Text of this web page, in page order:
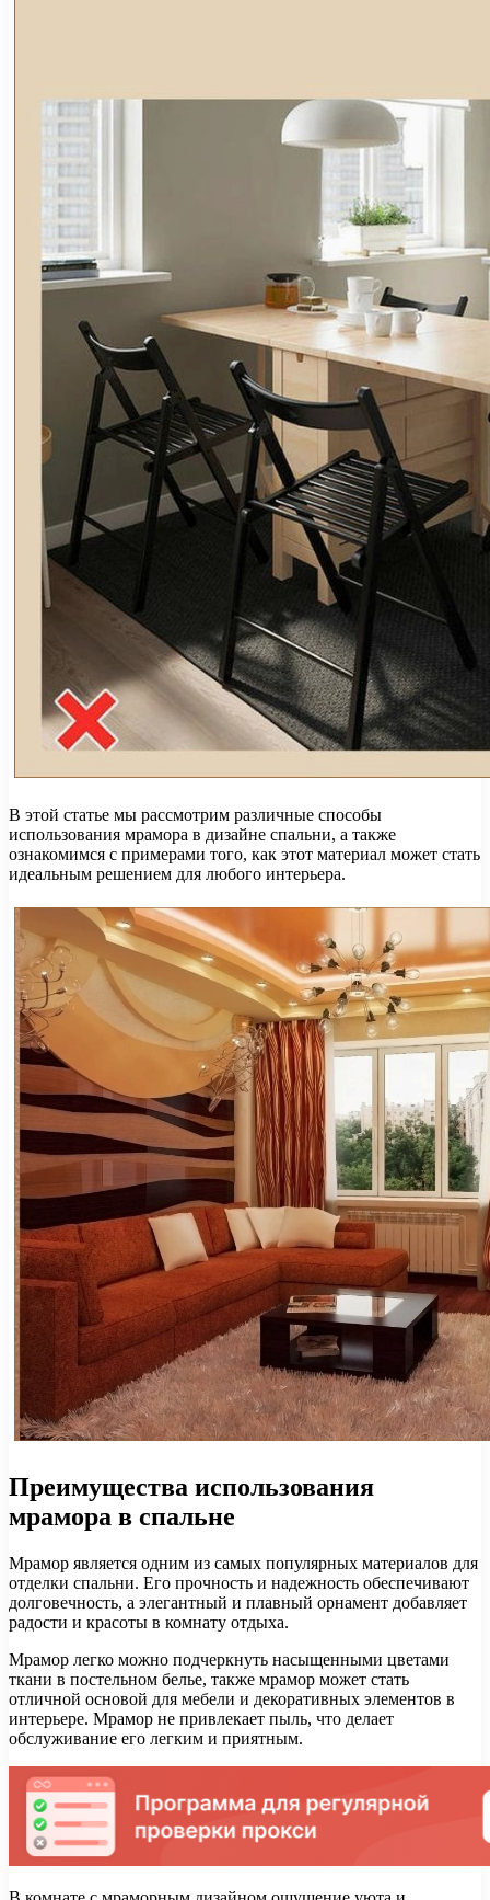
В этой статье мы рассмотрим различные способы
использования мрамора в дизайне спальни, а также
ознакомимся с примерами того, как этот материал может стать
идеальным решением для любого интерьера.
Преимущества использования
мрамора в спальне
Мрамор является одним из самых популярных материалов для
отделки спальни. Его прочность и надежность обеспечивают
долговечность, а элегантный и плавный орнамент добавляет
радости и красоты в комнату отдыха.
Мрамор легко можно подчеркнуть насыщенными цветами
ткани в постельном белье, также мрамор может стать
отличной основой для мебели и декоративных элементов в
интерьере. Мрамор не привлекает пыль, что делает
обслуживание его легким и приятным.